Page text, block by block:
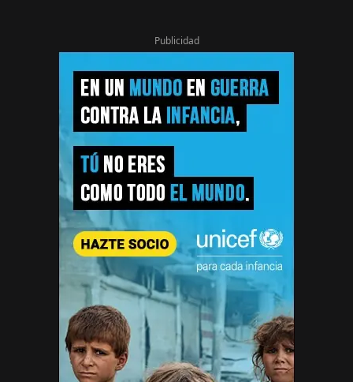
Publicidad